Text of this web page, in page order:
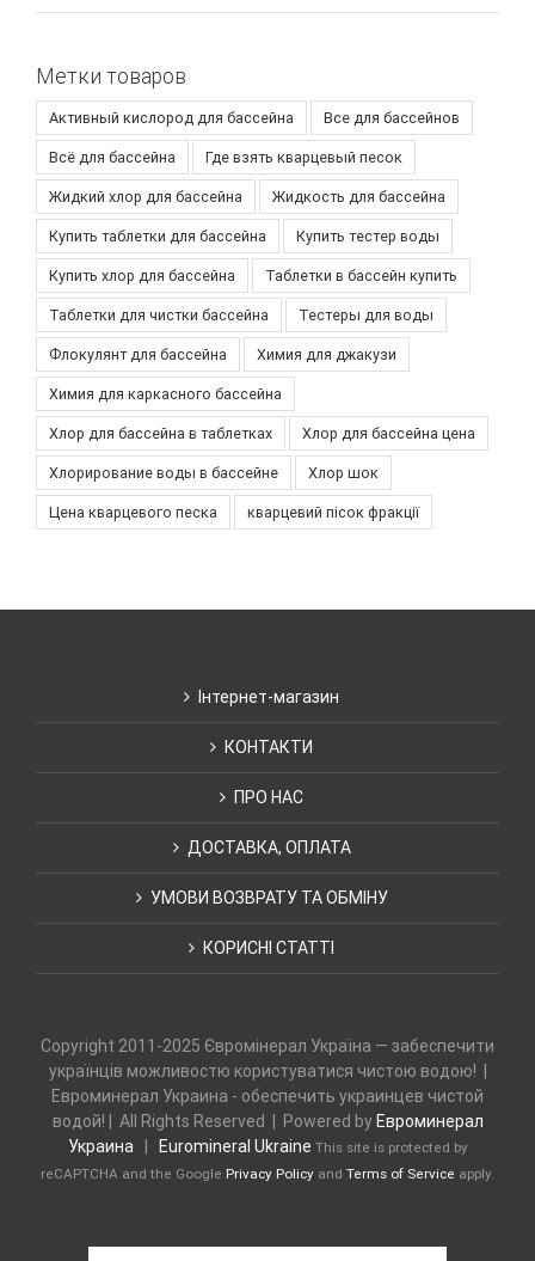
Метки товаров
Активный кислород для бассейна Все для бассейнов
Всё для бассейна Где взять кварцевый песок
Жидкий хлор для бассейна Жидкость для бассейна
Купить таблетки для бассейна Купить тестер воды
Купить хлор для бассейна Таблетки в бассейн купить
Таблетки для чистки бассейна Тестеры для воды
Флокулянт для бассейна Химия для джакузи
Химия для каркасного бассейна
Хлор для бассейна в таблетках Хлор для бассейна цена
Хлорирование воды в бассейне Хлор шок
Цена кварцевого песка кварцевий пісок фракції
Інтернет-магазин
КОНТАКТИ
ПРО НАС
ДОСТАВКА, ОПЛАТА
УМОВИ ВОЗВРАТУ ТА ОБМІНУ
КОРИСНІ СТАТТІ
Copyright 2011-2025 Євромінерал Україна — забеспечити
українців можливостю користуватися чистою водою! |
Евроминерал Украина - обеспечить украинцев чистой
водой! | All Rights Reserved | Powered by Евроминерал
Украина
Euromineral Ukraine This site is protected by
reCAPTCHA and the Google Privacy Policy and Terms of Service apply.